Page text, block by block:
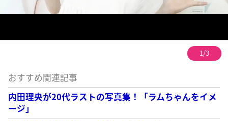
1/3
おすすめ関連記事
内田理央が20代ラストの写真集！「ラムちゃんをイメ
ージ」